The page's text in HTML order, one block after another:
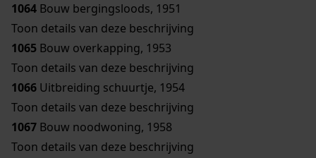
1064 Bouw bergingsloods, 1951
Toon details van deze beschrijving
1065 Bouw overkapping, 1953
Toon details van deze beschrijving
1066 Uitbreiding schuurtje, 1954
Toon details van deze beschrijving
1067 Bouw noodwoning, 1958
Toon details van deze beschrijving